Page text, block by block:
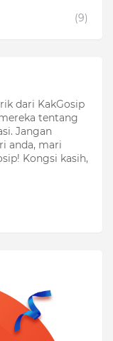
(9)
dari KakGosip
tentang
Jangan
anda, mari
Kongsi kasih,